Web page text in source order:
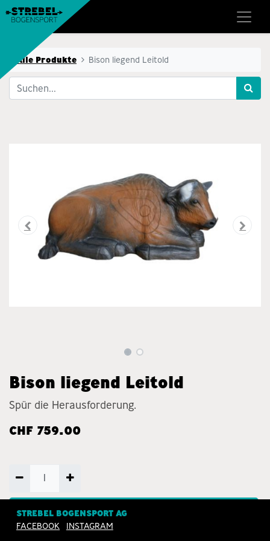
Alle Produkte Bison liegend Leitold
Bison liegend Leitold
Spür die Herausforderung.
CHF 759.00
ZUM WARENKORB
HINZUFÜGEN
STREBEL BOGENSPORT AG
FACEBOOK
INSTAGRAM